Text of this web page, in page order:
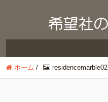
ホーム / residencemarble02